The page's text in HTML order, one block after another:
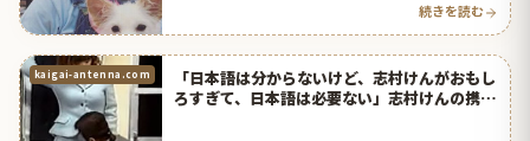
続きを読む
kaigai-antenna.com
「日本語は分からないけど、志村けんがおもし
ろすぎて、日本語は必要ない」志村けんの携帯